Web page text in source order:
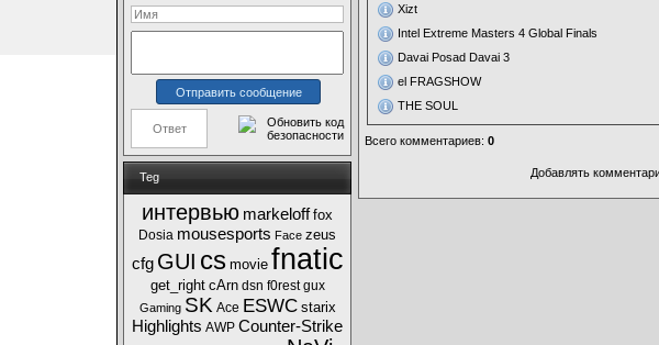
Teg
интервью markeloff fox
Dosia mousesports Face zeus
cfg GUI cs movie fnatic
get_right cArn dsn f0rest gux
Gaming SK Ace ESWC starix
Highlights AWP Counter-Strike
Xizt
Intel Extreme Masters 4 Global Finals
Davai Posad Davai 3
el FRAGSHOW
THE SOUL
Всего комментариев: 0
Добавлять